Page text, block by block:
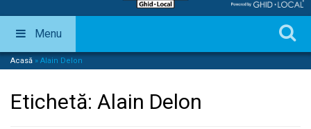
Menu
Acasă » Alain Delon
Etichetă: Alain Delon